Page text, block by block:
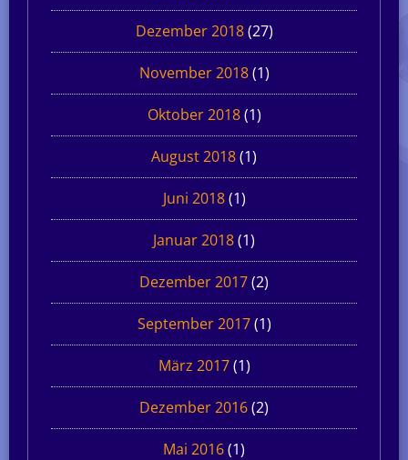
Dezember 2018(27)
November 2018(1)
Oktober 2018(1)
August 2018(1)
Juni 2018(1)
Januar 2018(1)
Dezember 2017(2)
September 2017(1)
März 2017(1)
Dezember 2016(2)
Mai 2016(1)